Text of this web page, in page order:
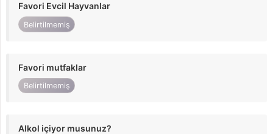
Favori Evcil Hayvanlar
Belirtilmemiş
Favori mutfaklar
Belirtilmemiş
Alkol içiyor musunuz?